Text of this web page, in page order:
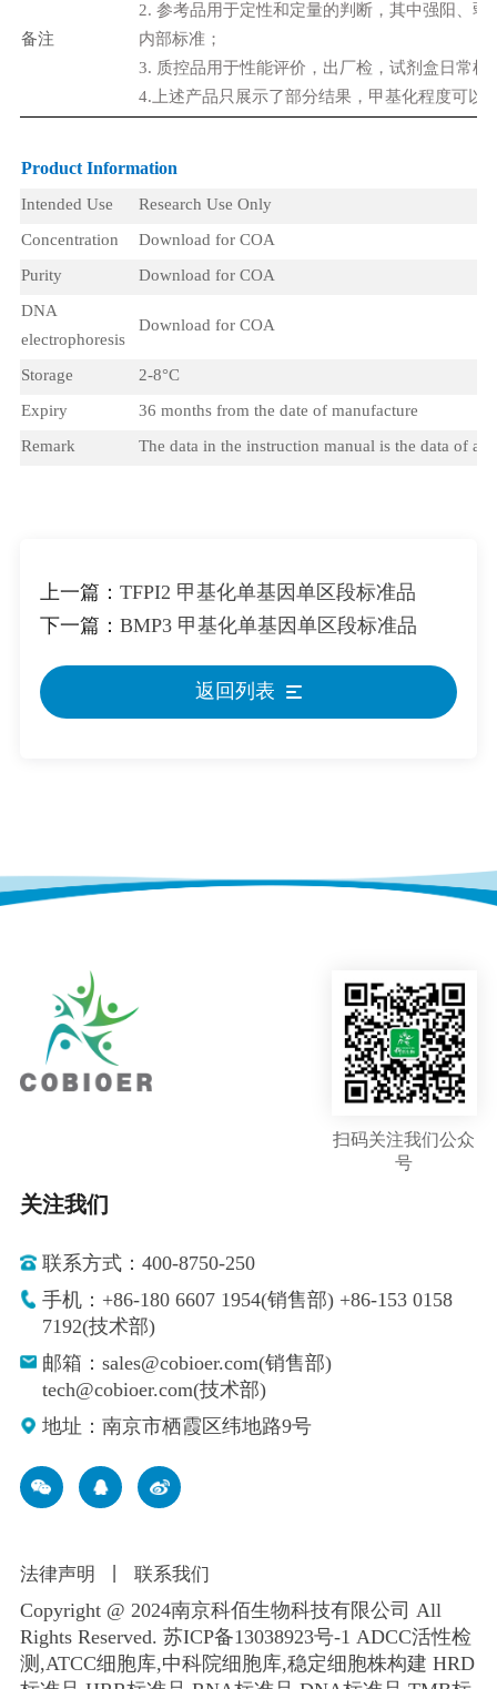
备注
2. 参考品用于定性和定量的判断，其中强阳、
内部标准；
3. 质控品用于性能评价，出厂检，试剂盒日常
4.上述产品只展示了部分结果，甲基化程度可以
Product Information
Intended Use
Research Use Only
Concentration
Download for COA
Purity
Download for COA
DNA
electrophoresis
Download for COA
Storage
2-8°C
Expiry
36 months from the date of manufacture
Remark
The data in the instruction manual is the data of a
上一篇： TFPI2 甲基化单基因单区段标准品
下一篇： BMP3 甲基化单基因单区段标准品
返回列表
扫码关注我们公众
号
关注我们
联系方式：400-8750-250
手机：+86-180 6607 1954(销售部) +86-153 0158
7192(技术部)
邮箱：sales@cobioer.com(销售部)
tech@cobioer.com(技术部)
地址：南京市栖霞区纬地路9号
法律声明 联系我们
Copyright @ 2024南京科佰生物科技有限公司 All
Rights Reserved. 苏ICP备13038923号-1 ADCC活性检
测,ATCC细胞库,中科院细胞库,稳定细胞株构建 HRD